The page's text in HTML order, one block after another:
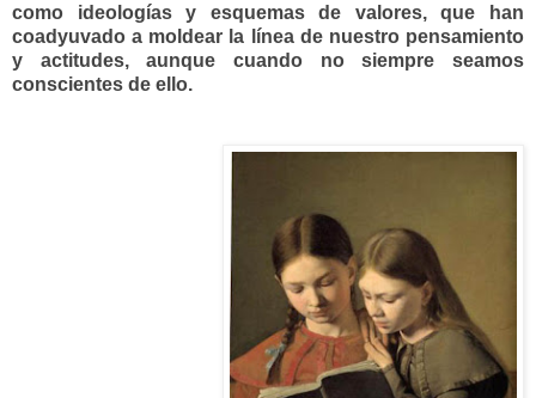
como ideologías y esquemas de valores, que han
coadyuvado a moldear la línea de nuestro pensamiento
y actitudes, aunque cuando no siempre seamos
conscientes de ello.